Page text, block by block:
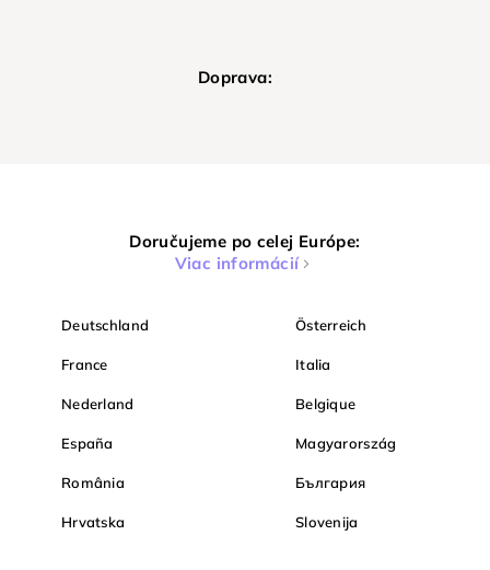
Doprava:
Doručujeme po celej Európe:
Viac informácií
Deutschland Österreich
France Italia
Nederland Belgique
España Magyarország
România България
Hrvatska Slovenija